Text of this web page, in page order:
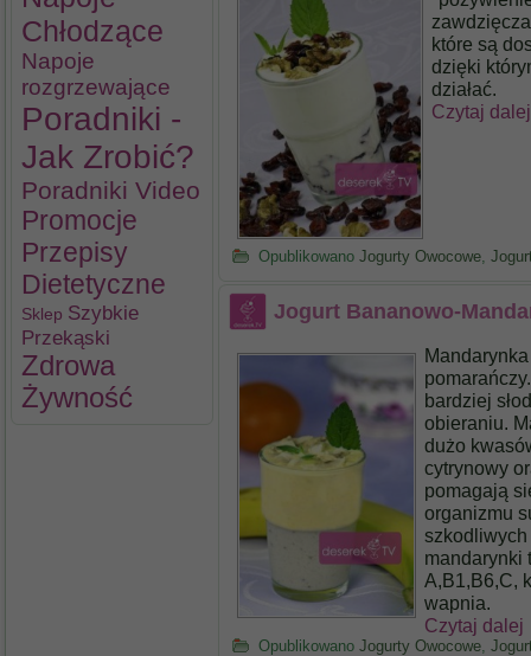
Chłodzące
Napoje
rozgrzewające
Poradniki -
Jak Zrobić?
Poradniki Video
Promocje
Przepisy
Dietetyczne
Sklep Szybkie
Przekąski
Zdrowa
Żywność
które są
dzięki
działać.
Czytaj
Opublikowano Jogurty Owocowe,
Jogurt Bananowo-
bardziej
obieraniu.
dużo
cytrynowy
pomagają
organizmu
mandarynki
A,B1,B6,C,
wapnia.
Czytaj dalej
Opublikowano Jogurty Owocowe,